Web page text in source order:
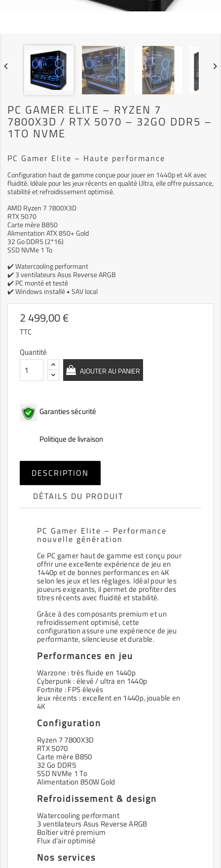
keyboard_arrow_left keyboard_arrow_right
PC GAMER ELITE – RYZEN 7
7800X3D / RTX 5070 – 32GO DDR5 –
1TO NVME
PC Gamer Elite – Haute performance
Configuration haut de gamme conçue pour jouer en 1440p et 4K avec
fluidité. Idéale pour les jeux récents en qualité Ultra, elle offre puissance,
stabilité et refroidissement optimisé.
AMD Ryzen 7 7800X3D
RTX 5070
Carte mère B850
Alimentation ATX 850+ Gold
32 Go DDR5 (2*16)
SSD NVMe 1 To
✔️ Watercooling performant
✔️ 3 ventilateurs Asus Reverse ARGB
✔️ PC monté et testé
✔️ Windows installé • SAV local
2 499,00 €
TTC
Quantité
AJOUTER AU PANIER
Garanties sécurité
Politique de livraison
DESCRIPTION
DÉTAILS DU PRODUIT
PC Gamer Elite – Performance
nouvelle génération
Ce PC gamer haut de gamme est conçu pour
offrir une excellente expérience de jeu en
1440p et de bonnes performances en 4K
selon les jeux et les réglages. Idéal pour les
joueurs exigeants, il permet de profiter des
titres récents avec fluidité et stabilité.
Grâce à des composants premium et un
refroidissement optimisé, cette
configuration assure une expérience de jeu
performante, silencieuse et durable.
Performances en jeu
Warzone : très fluide en 1440p
Cyberpunk : élevé / ultra en 1440p
Fortnite : FPS élevés
Jeux récents : excellent en 1440p, jouable en
4K
Configuration
Ryzen 7 7800X3D
RTX 5070
Carte mère B850
32 Go DDR5
SSD NVMe 1 To
Alimentation 850W Gold
Refroidissement & design
Watercooling performant
3 ventilateurs Asus Reverse ARGB
Boîtier vitré premium
Flux d’air optimisé
Nos services